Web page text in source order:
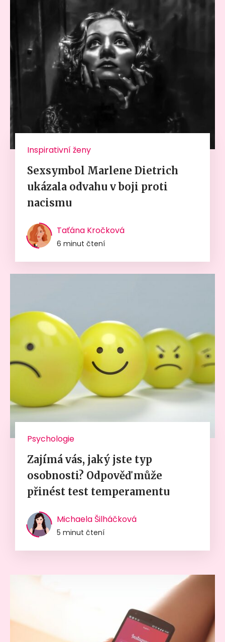
Inspirativní ženy
Sexsymbol Marlene Dietrich
ukázala odvahu v boji proti
nacismu
Taťána Kročková
6 minut čtení
Psychologie
Zajímá vás, jaký jste typ
osobnosti? Odpověď může
přinést test temperamentu
Michaela Šilháčková
5 minut čtení